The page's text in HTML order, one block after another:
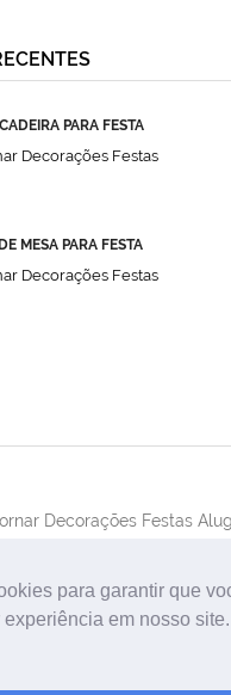
para garantir que
em nosso site.
PARA FESTA
Decorações Festas
MESA PARA FESTA
Decorações Festas
Decorações Festas